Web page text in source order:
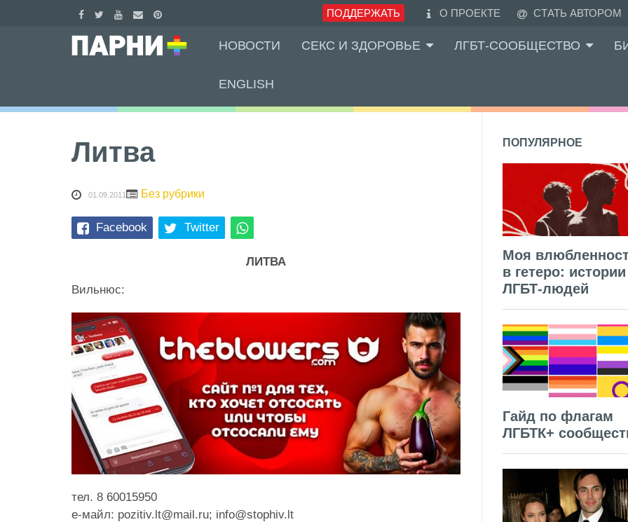
ПОДДЕРЖАТЬ О ПРОЕКТЕ СТАТЬ АВТОРОМ
НОВОСТИ СЕКС И ЗДОРОВЬЕ ЛГБТ-СООБЩЕСТВО
ENGLISH
Литва
01.09.2011 Без рубрики
Facebook Twitter
ЛИТВА
Вильнюс:
тел. 8 60015950
e-майл: pozitiv.lt@mail.ru; info@stophiv.lt
ПОПУЛЯРНОЕ
Моя
в гетеро: истории
ЛГБТ-людей
Гайд по флагам
ЛГБТК+